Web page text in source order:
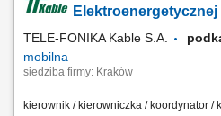
kosztów.
Elektroenergetycznej
TELE-FONIKA Kable S.A.
mobilna
siedziba firmy: Kraków
kierownik / kierowniczka / koordynator /